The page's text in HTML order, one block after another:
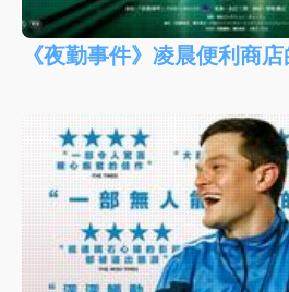
《夜勤事件》凌晨便利商